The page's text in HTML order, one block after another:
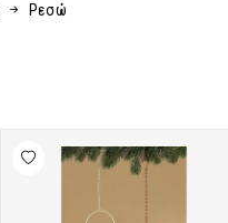
Ρεσώ